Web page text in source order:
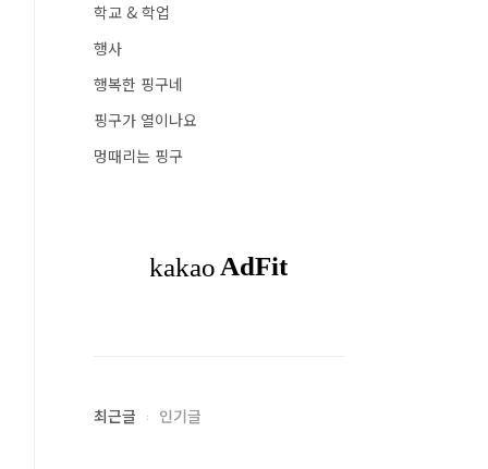
학교 & 학업
행사
행복한 핑구네
핑구가 열이나요
멍때리는 핑구
최근글 인기글